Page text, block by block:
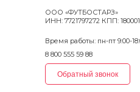
ООО «ФУТБОСТАРЗ»
ИНН: 7721797272 КПП:
8 800 555 59 88
Время работы: пн-пт 9:00-
Обратный звонок